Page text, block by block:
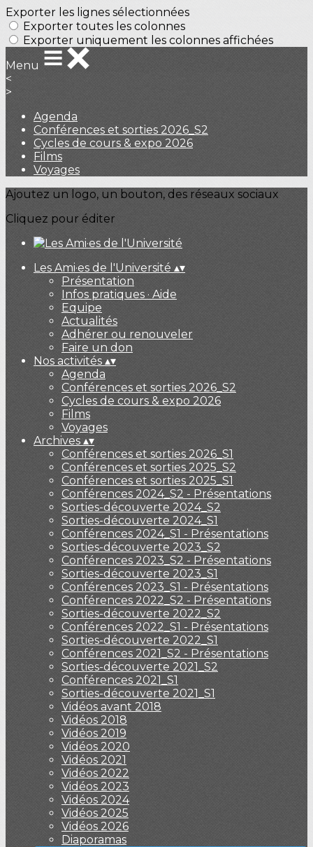
Exporter les lignes sélectionnées
Exporter toutes les colonnes
Exporter uniquement les colonnes affichées
Menu
<
>
Agenda
Conférences et sorties 2026_S2
Cycles de cours & expo 2026
Films
Voyages
Ajoutez un logo, un bouton, des réseaux sociaux
Cliquez pour éditer
Les Ami·es de l'Université ▴▾
Présentation
Infos pratiques · Aide
Equipe
Actualités
Adhérer ou renouveler
Faire un don
Nos activités ▴▾
Agenda
Conférences et sorties 2026_S2
Cycles de cours & expo 2026
Films
Voyages
Archives ▴▾
Conférences et sorties 2026_S1
Conférences et sorties 2025_S2
Conférences et sorties 2025_S1
Conférences 2024_S2 - Présentations
Sorties-découverte 2024_S2
Sorties-découverte 2024_S1
Conférences 2024_S1 - Présentations
Sorties-découverte 2023_S2
Conférences 2023_S2 - Présentations
Sorties-découverte 2023_S1
Conférences 2023_S1 - Présentations
Conférences 2022_S2 - Présentations
Sorties-découverte 2022_S2
Conférences 2022_S1 - Présentations
Sorties-découverte 2022_S1
Conférences 2021_S2 - Présentations
Sorties-découverte 2021_S2
Conférences 2021_S1
Sorties-découverte 2021_S1
Vidéos avant 2018
Vidéos 2018
Vidéos 2019
Vidéos 2020
Vidéos 2021
Vidéos 2022
Vidéos 2023
Vidéos 2024
Vidéos 2025
Vidéos 2026
Diaporamas